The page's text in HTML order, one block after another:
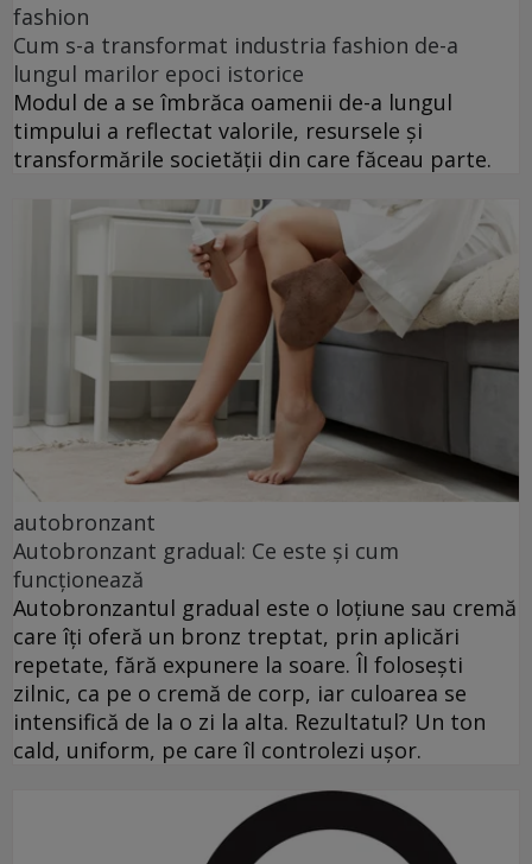
fashion
Cum s-a transformat industria fashion de-a
lungul marilor epoci istorice
Modul de a se îmbrăca oamenii de-a lungul
timpului a reflectat valorile, resursele și
transformările societății din care făceau parte.
autobronzant
Autobronzant gradual: Ce este și cum
funcționează
Autobronzantul gradual este o loțiune sau cremă
care îți oferă un bronz treptat, prin aplicări
repetate, fără expunere la soare. Îl folosești
zilnic, ca pe o cremă de corp, iar culoarea se
intensifică de la o zi la alta. Rezultatul? Un ton
cald, uniform, pe care îl controlezi ușor.